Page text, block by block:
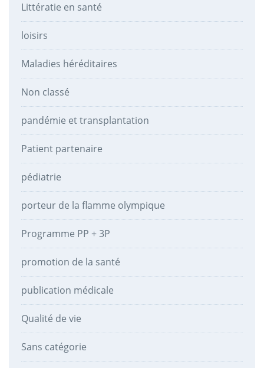
Littératie en santé
loisirs
Maladies héréditaires
Non classé
pandémie et transplantation
Patient partenaire
pédiatrie
porteur de la flamme olympique
Programme PP + 3P
promotion de la santé
publication médicale
Qualité de vie
Sans catégorie